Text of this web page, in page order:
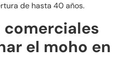
de hasta 40 años.
el moho en